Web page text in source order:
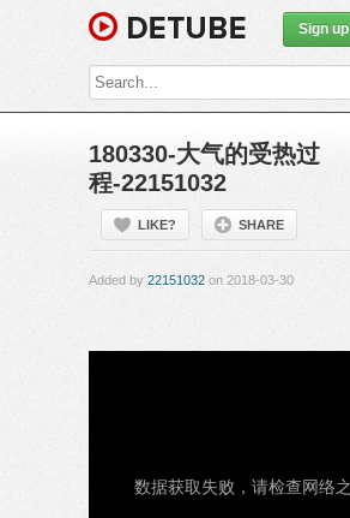
Sign up
180330-大气的受热过
程-22151032
LIKE? SHARE
Added by 22151032 on 2018-03-30